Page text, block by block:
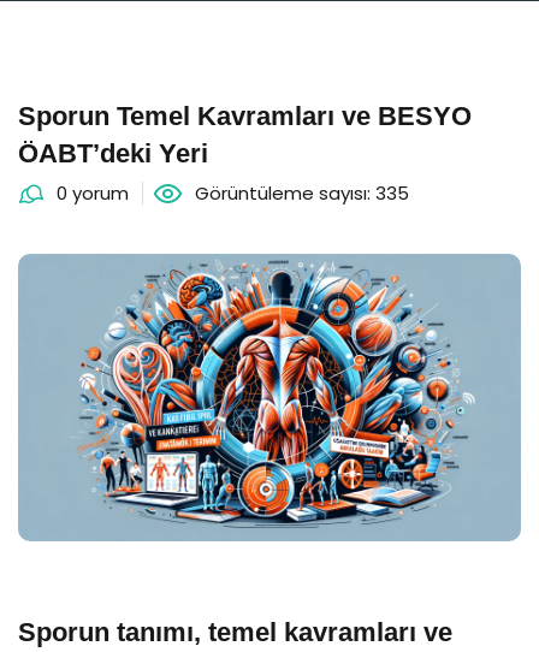
Sporun Temel Kavramları ve BESYO
ÖABT’deki Yeri
0 yorum Görüntüleme sayısı: 335
Sporun tanımı, temel kavramları ve